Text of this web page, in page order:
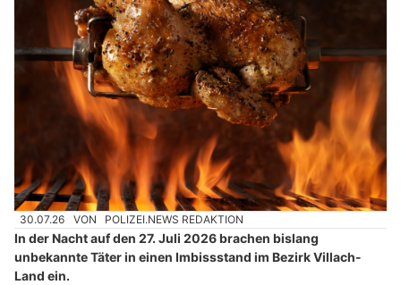
30.07.26 VON POLIZEI.NEWS REDAKTION
In der Nacht auf den 27. Juli 2026 brachen bislang
unbekannte Täter in einen Imbissstand im Bezirk Villach-
Land ein.